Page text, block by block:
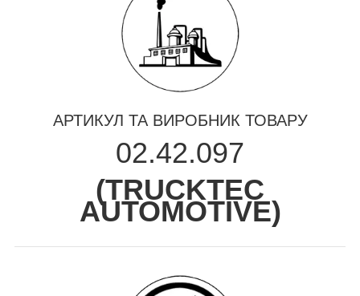
АРТИКУЛ ТА ВИРОБНИК ТОВАРУ
02.42.097
(TRUCKTEC
AUTOMOTIVE)